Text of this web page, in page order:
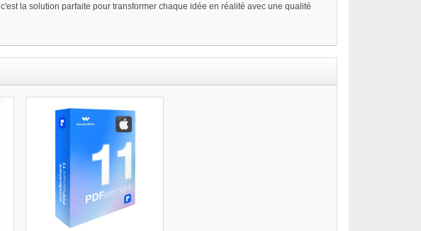
c'est la solution parfaite pour transformer chaque idée en réalité avec une qualité